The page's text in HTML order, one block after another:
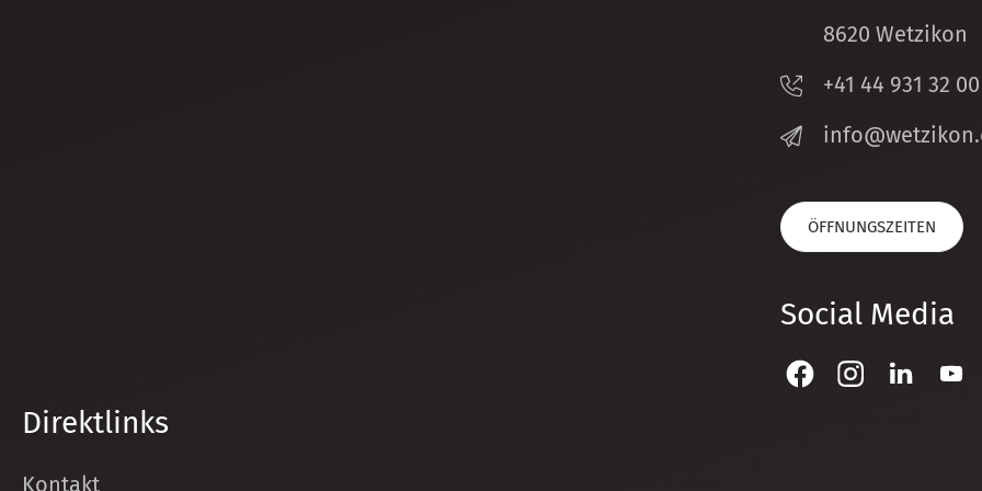
8620 Wetzikon
+41 44 931 32 00
nf
w tz k n
ÖFFNUNGSZEITEN
Social Media
Direktlinks
Kontakt